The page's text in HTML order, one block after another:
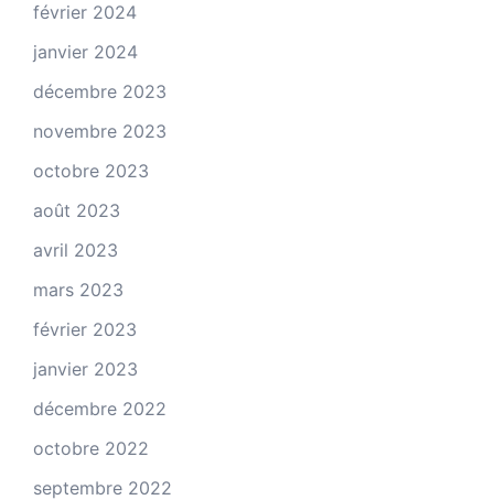
février 2024
janvier 2024
décembre 2023
novembre 2023
octobre 2023
août 2023
avril 2023
mars 2023
février 2023
janvier 2023
décembre 2022
octobre 2022
septembre 2022